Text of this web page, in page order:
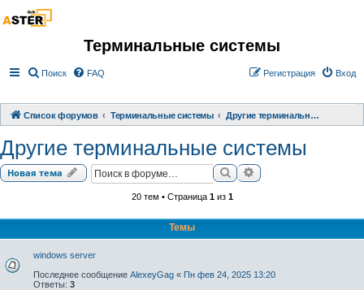
Терминальные системы
Поиск FAQ Вход
Регистрация
Список форумов Терминальные системы Другие терминальные системы
Другие терминальные системы
Новая тема ПоискРасширенный поиск
20 тем • Страница 1из 1
Темы
windows server
Последнее сообщение AlexeyGag « Пн фев 24, 2025 13:20
Ответы: 3